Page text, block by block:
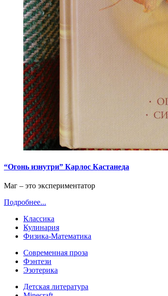
“Огонь изнутри” Карлос Кастанеда
Маг – это экспериментатор
Подробнее...
Классика
Кулинария
Физика-Математика
Современная проза
Фэнтези
Эзотерика
Детская литература